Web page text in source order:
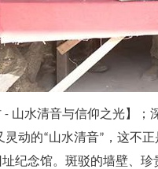
水清音与信仰之光】；
动的“山水清音”，这不
念馆。斑驳的墙壁、珍